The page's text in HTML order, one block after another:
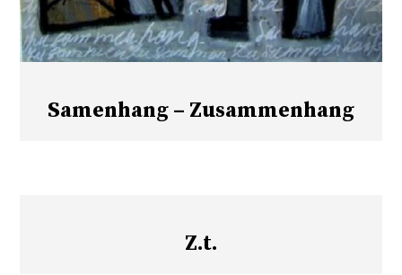
Samenhang – Zusammenhang
Z.t.